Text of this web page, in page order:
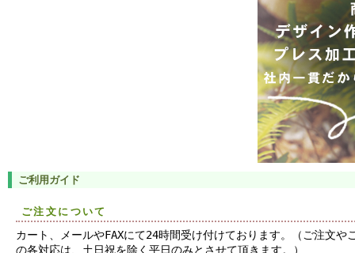
ご利用ガイド
ご注文について
カート、メールやFAXにて24時間受け付けております。（ご注文や
の各対応は、土日祝を除く平日のみとさせて頂きます。）